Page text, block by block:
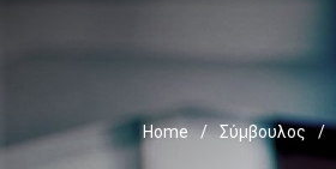
Home / Σύμβουλος /